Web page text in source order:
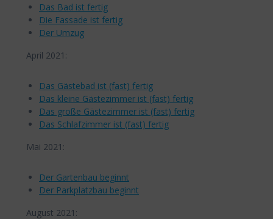
Das Bad ist fertig
Die Fassade ist fertig
Der Umzug
April 2021:
Das Gästebad ist (fast) fertig
Das kleine Gästezimmer ist (fast) fertig
Das große Gästezimmer ist (fast) fertig
Das Schlafzimmer ist (fast) fertig
Mai 2021:
Der Gartenbau beginnt
Der Parkplatzbau beginnt
August 2021: